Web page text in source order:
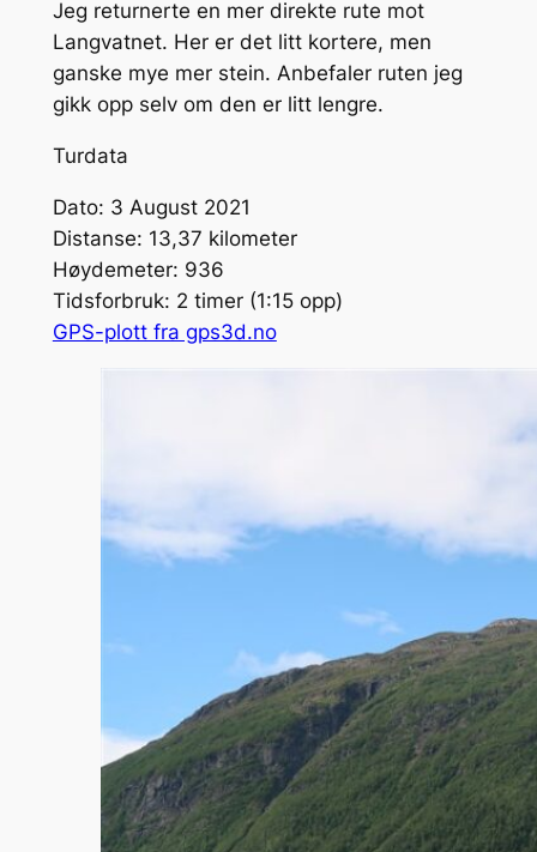
Jeg returnerte en mer direkte rute mot
Langvatnet. Her er det litt kortere, men
ganske mye mer stein. Anbefaler ruten jeg
gikk opp selv om den er litt lengre.
Turdata
Dato: 3 August 2021
Distanse: 13,37 kilometer
Høydemeter: 936
Tidsforbruk: 2 timer (1:15 opp)
GPS-plott fra gps3d.no